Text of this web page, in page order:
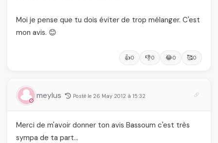
Moi je pense que tu dois éviter de trop mélanger. C'est
mon avis. 😊
👍0 👎0 😂0 🥰0
meylus Posté le 26 May 2012 à 15:32
Merci de m'avoir donner ton avis Bassoum c'est très
sympa de ta part…